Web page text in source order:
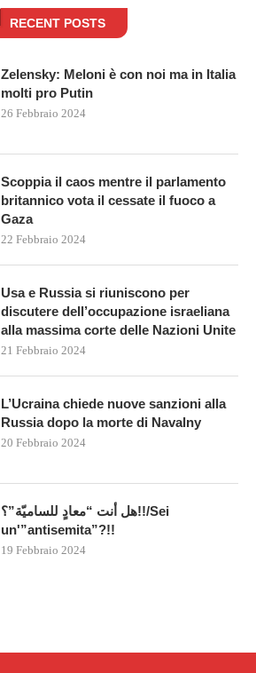
RECENT POSTS
Zelensky: Meloni è con noi ma in Italia
molti pro Putin
26 Febbraio 2024
Scoppia il caos mentre il parlamento
britannico vota il cessate il fuoco a
Gaza
22 Febbraio 2024
Usa e Russia si riuniscono per
discutere dell’occupazione israeliana
alla massima corte delle Nazioni Unite
21 Febbraio 2024
L’Ucraina chiede nuove sanzioni alla
Russia dopo la morte di Navalny
20 Febbraio 2024
هل أنت “معادٍ للساميّة”؟!!/Sei
un'”antisemita”?!!
19 Febbraio 2024